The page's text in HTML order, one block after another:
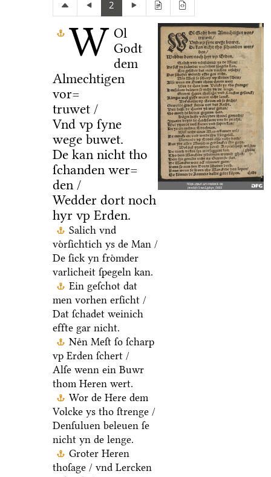
2
W Ol
Godt
dem
Almechtigen
vor=
truwet /
Vnd vp ſyne
wege buwet.
De kan nicht tho
ſchanden wer=
den /
Wedder dort noch
hyr vp Erden.
Salich vnd
voͤrſichtich ys de Man /
De ſick yn froͤmder
varlicheit ſpegeln kan.
Ein geſchot dat
men vorhen erſicht /
Dat ſchadet weinich
effte gar nicht.
Neͤn Meſt ſo ſcharp
vp Erden ſchert /
Alſe wenn ein Buwr
thom Heren wert.
Wor de Here dem
Volcke ys tho ſtrenge /
Denſuluen beleuen ſe
nicht yn de lenge.
Groter Heren
thoſage / vnd Lercken